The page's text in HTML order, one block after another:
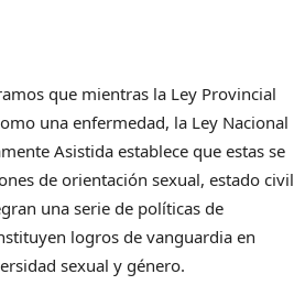
que mientras la Ley Provincial
una enfermedad, la Ley Nacional
Asistida establece que estas se
de orientación sexual, estado civil
una serie de políticas de
logros de vanguardia en
sexual y género.